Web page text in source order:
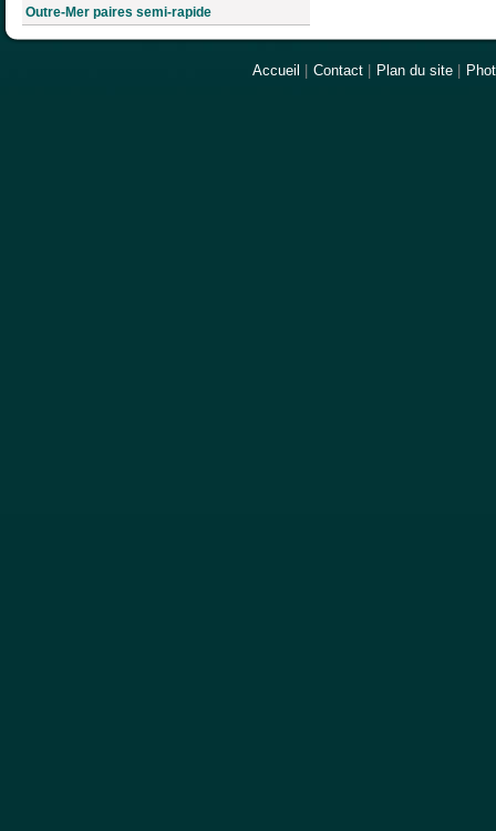
Outre-Mer paires semi-rapide
Accueil Contact Plan du site